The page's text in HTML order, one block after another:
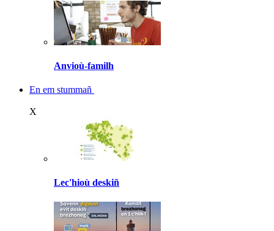
Anvioù-familh
En em stummañ
X
Lec'hioù deskiñ